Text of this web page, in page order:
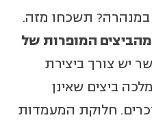
במנהרה? תשכחו מזה.
המופרות של
יש צורך ביצירת
ביצים שאינן
חלוקת המעמדות